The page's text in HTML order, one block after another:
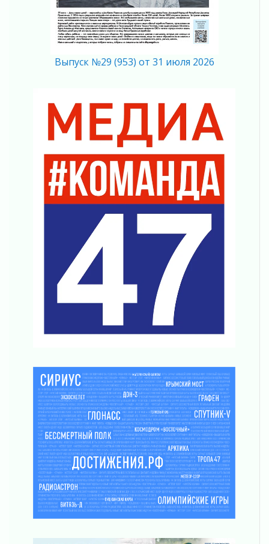
граждан Ленинградской области
02 августа 2026
Готовность №1
Километровые столбы «Дороги жизни»
Ленобласть внедрила передовую подготовку
операторов БПЛА
02 августа 2026
В Ивангороде появилась «Избушка-
воробушка»
02 августа 2026
Юхла, мука, кантеле и Водяной
01 августа 2026
Лето катится с горки
В Ленобласти открылась экспозиция к 150-
летию Билибина
01 августа 2026
01 августа 2026
Болезнь девственниц и вампиров
01 августа 2026
В музей всей семьёй
01 августа 2026
Без заявлений и очередей
01 августа 2026
Не женское это дело...уверены?
01 августа 2026
Все силы в кулак
01 августа 2026
Айда на пляж!
01 августа 2026
01 августа 2026
Выпуск №29 (953) от 31 июля 2026